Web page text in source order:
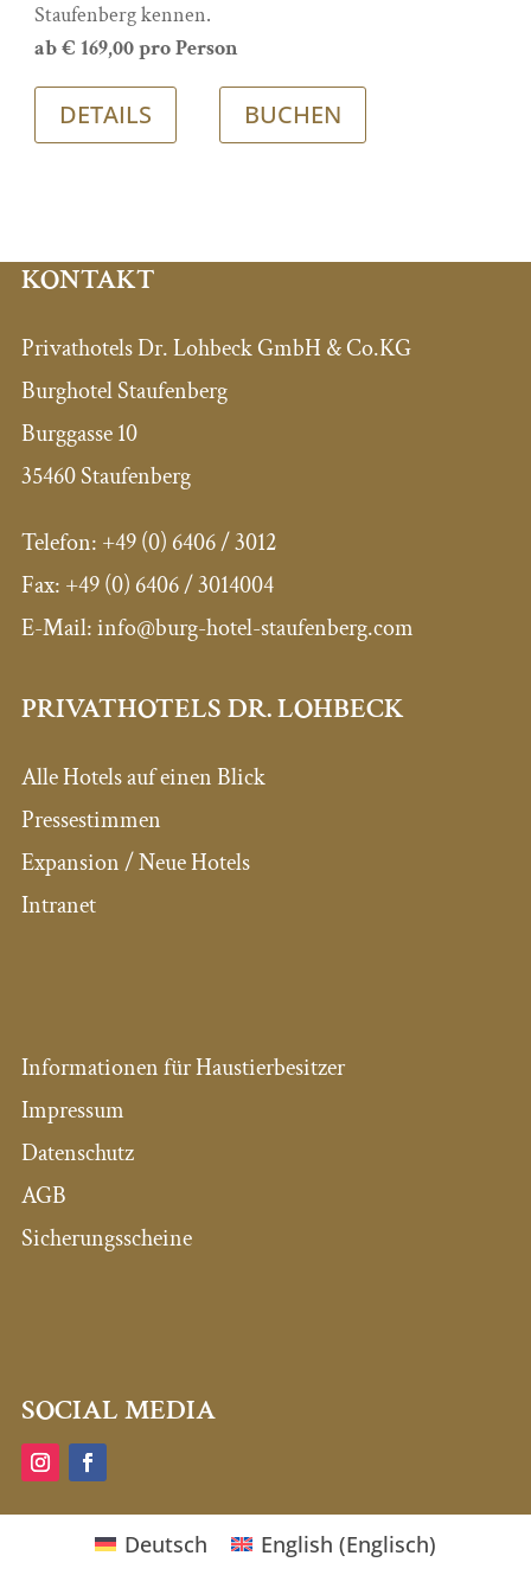
Staufenberg kennen.
ab € 169,00 pro Person
DETAILS BUCHEN
KONTAKT
Privathotels Dr. Lohbeck GmbH & Co.KG
Burghotel Staufenberg
Burggasse 10
35460 Staufenberg
Telefon: +49 (0) 6406 / 3012
Fax: +49 (0) 6406 / 3014004
E-Mail: info@burg-hotel-staufenberg.com
PRIVATHOTELS DR. LOHBECK
Alle Hotels auf einen Blick
Pressestimmen
Expansion / Neue Hotels
Intranet
Informationen für Haustierbesitzer
Impressum
Datenschutz
AGB
Sicherungsscheine
SOCIAL MEDIA
Deutsch English (Englisch)